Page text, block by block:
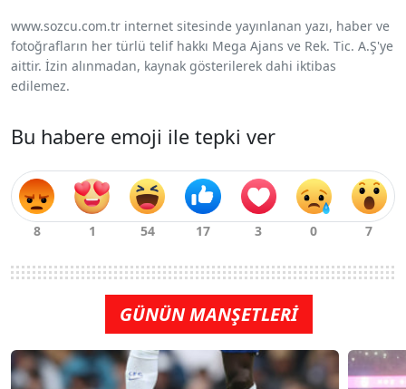
www.sozcu.com.tr internet sitesinde yayınlanan yazı, haber ve
fotoğrafların her türlü telif hakkı Mega Ajans ve Rek. Tic. A.Ş'ye
aittir. İzin alınmadan, kaynak gösterilerek dahi iktibas
edilemez.
Bu habere emoji ile tepki ver
GÜNÜN MANŞETLERİ